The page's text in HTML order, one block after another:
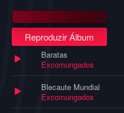
Reproduzir Álbum
Baratas
Excomungados
Blecaute Mundial
Excomungados